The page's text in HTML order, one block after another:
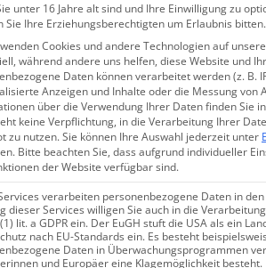
unter 16 Jahre alt sind und Ihre Einwilligung zu
Sie Ihre Erziehungsberechtigten um Erlaubnis bitten.
Cookies und andere Technologien auf
während andere uns helfen, diese Website und
Daten können verarbeitet werden (z. B.
Anzeigen und Inhalte oder die Messung von
über die Verwendung Ihrer Daten finden Sie
keine Verpflichtung, in die Verarbeitung Ihrer
zu nutzen.Sie können Ihre Auswahl jederzeit unter
Bitte beachten Sie, dass aufgrund individueller
der Website verfügbar sind.
verarbeiten personenbezogene Daten in
dieser Services willigen Sie auch in die
lit. a GDPR ein. Der EuGH stuft die USA als ein
nach EU-Standards ein. Es besteht
Daten in Überwachungsprogrammen
und Europäer eine Klagemöglichkeit besteht.